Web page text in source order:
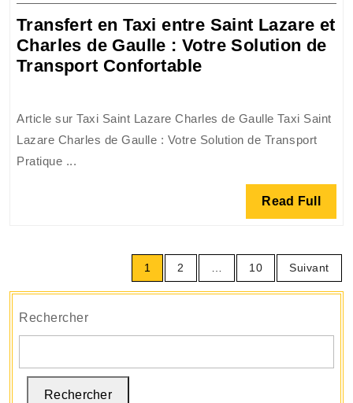
2026
Transfert en Taxi entre Saint Lazare et
Charles de Gaulle : Votre Solution de
Transport ConfortableTransfert
entre
Saint
Charles
Gaulle
Votre
de
Confortable
Article sur Taxi Saint Lazare Charles de Gaulle Taxi Saint
Lazare Charles de Gaulle : Votre Solution de Transport
Pratique ...
Read Full Read
Full
Pagination
des
1 2 … 10 Suivant
Rechercher
Rechercher